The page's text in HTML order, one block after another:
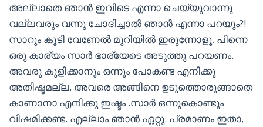
അല്ലാതെ ഞാന്‍ ഇവിടെ എന്നാ ചെയ്യുവാന്നു
വല്ലവരും വന്നു ചോദിച്ചാല്‍ ഞാന്‍ എന്നാ പറയും?!
സാറും കൂടി വേണേല്‍ മുറിയില്‍ ഇരുന്നോളൂ. പിന്നെ
ഒരു കാര്യം സാര്‍ ഭാര്യേടെ അടുത്തു പറയണം.
അവരു കുളിക്കാനും ഒന്നും പോകണ്ട എനിക്കു
അതിഷ്ടമല്ല. അവരെ അങ്ങിനെ ഉടുത്തൊരുങ്ങാതെ
കാണാനാ എനിക്കു ഇഷ്ടം .സാര്‍ ഒന്നുകൊണ്ടും
വിഷമിക്കണ്ട. എല്ലാം ഞാന്‍ ഏറ്റു. പ്രമാണം ഇതാ,